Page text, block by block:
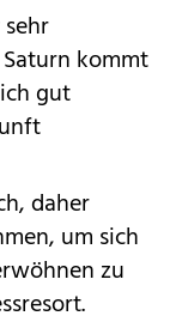
kommt
gut
daher
um sich
zu